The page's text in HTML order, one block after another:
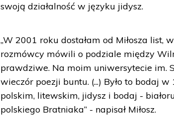
swoją działalność w języku jidysz.
„W 2001 roku dostałam od Miłosza list,
rozmówcy mówili o podziale między
prawdziwe. Na moim uniwersytecie im.
wieczór poezji buntu. (...) Było to bodaj
polskim, litewskim, jidysz i bodaj -
polskiego Bratniaka” - napisał Miłosz.